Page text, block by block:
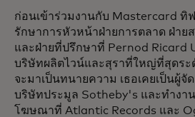
ก่อนเข้าร่วมงานกับ Mastercard ทิ
รักษาการหัวหน้าฝ่ายการตลาด ฝ่า
และฝ่ายที่ปรึกษาที่ Pernod Ricard
บริษัทผลิตไวน์และสุราที่ใหญ่ที่สุดร
จะมาเป็นทนายความ เธอเคยเป็นผู้จั
บริษัทประมูล Sotheby's และทำงา
โฆษณาที่ Atlantic Records และ